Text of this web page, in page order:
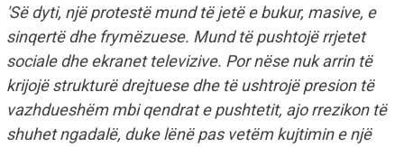
'Së dyti, një protestë mund të jetë e bukur, masive, e
sinqertë dhe frymëzuese. Mund të pushtojë rrjetet
sociale dhe ekranet televizive. Por nëse nuk arrin të
krijojë strukturë drejtuese dhe të ushtrojë presion të
vazhdueshëm mbi qendrat e pushtetit, ajo rrezikon të
shuhet ngadalë, duke lënë pas vetëm kujtimin e një